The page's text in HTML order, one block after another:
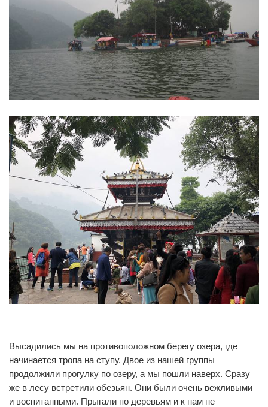
0 0
Высадились мы на противоположном берегу озера, где
начинается тропа на ступу. Двое из нашей группы
продолжили прогулку по озеру, а мы пошли наверх. Сразу
же в лесу встретили обезьян. Они были очень вежливыми
и воспитанными. Прыгали по деревьям и к нам не